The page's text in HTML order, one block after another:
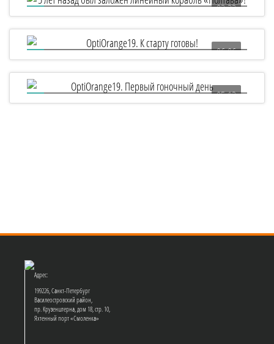
03:22
5 лет назад был заложен линейный корабль
«Полтава»!
06:06
OptiOrange19. К старту готовы!
05:13
OptiOrange19. Первый гоночный день
Адрес:
199226, Санкт-Петербург
Василеостровский район,
пр. Крузенштерна, дом 18, стр. 10,
Яхтенный порт «Смоленка»